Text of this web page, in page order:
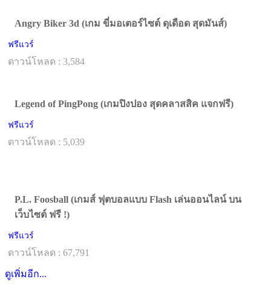
Angry Biker 3d (เกม ขี่มอเตอร์ไซต์ ดุเดือด สุดมันส์)
ฟรีแวร์
ดาวน์โหลด : 3,584
Legend of PingPong (เกมปิงปอง สุดคลาสสิค แจกฟรี)
ฟรีแวร์
ดาวน์โหลด : 5,039
P.L. Foosball (เกมส์ ฟุตบอลแบบ Flash เล่นออนไลน์ บน
เว็บไซต์ ฟรี !)
ฟรีแวร์
ดาวน์โหลด : 67,791
ดูเพิ่มอีก...